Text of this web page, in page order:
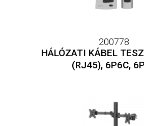
200778
HÁLÓZATI KÁBEL
(RJ45), 6P6C,